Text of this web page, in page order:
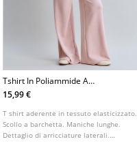
Tshirt In Poliammide A
Maniche Lunghe Con
Arricciature
15,99 €
T shirt aderente in tessuto elasticizzato.
Scollo a barchetta. Maniche lunghe.
Dettaglio di arricciature laterali.